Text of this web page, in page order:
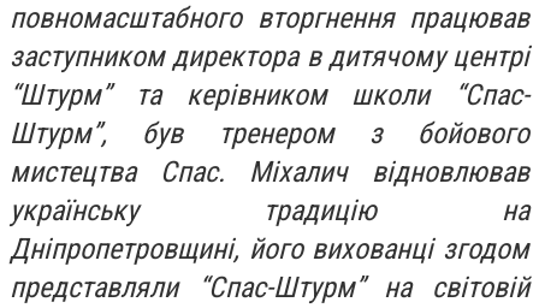
повномасштабного вторгнення працював
заступником директора в дитячому центрі
“Штурм” та керівником школи “Спас-
Штурм”, був тренером з бойового
мистецтва Спас. Міхалич відновлював
українську традицію на
Дніпропетровщині, його вихованці згодом
представляли “Спас-Штурм” на світовій